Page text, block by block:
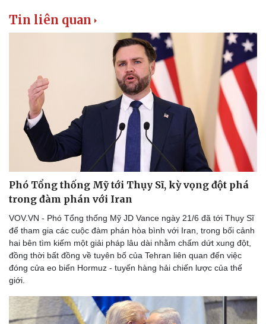
Thể thao
Hậu trường
Xe máy
Tư vấn
Tin liên quan
Phó Tổng thống Mỹ tới Thụy Sĩ, kỳ vọng đột phá
trong đàm phán với Iran
VOV.VN - Phó Tổng thống Mỹ JD Vance ngày 21/6 đã tới Thụy Sĩ
để tham gia các cuộc đàm phán hòa bình với Iran, trong bối cảnh
hai bên tìm kiếm một giải pháp lâu dài nhằm chấm dứt xung đột,
đồng thời bất đồng về tuyên bố của Tehran liên quan đến việc
đóng cửa eo biển Hormuz - tuyến hàng hải chiến lược của thế
giới.